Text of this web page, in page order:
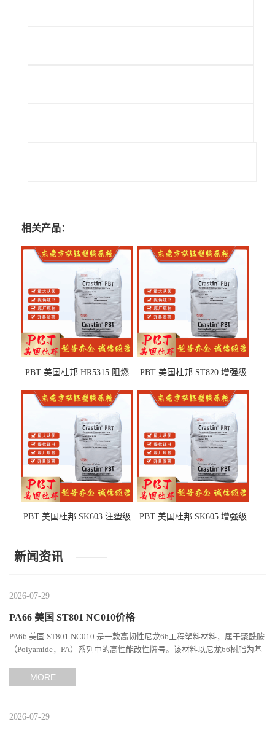
相关产品：
PBT 美国杜邦 HR5315 阻燃
部件
PBT 美国杜邦 ST820 增强级
PBT 美国杜邦 SK603 注塑级
PBT 美国杜邦 SK605 增强级
新闻资讯
2026-07-29
PA66 美国 ST801 NC010价格
PA66 美国 ST801 NC010 是一款高韧性尼龙66工程塑料材料，属于聚酰胺
（Polyamide，PA）系列中的高性能改性牌号。该材料以尼龙66树脂为基
MORE
2026-07-29